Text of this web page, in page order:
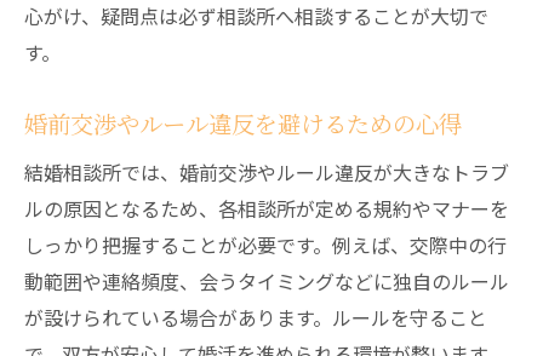
心がけ、疑問点は必ず相談所へ相談することが大切で
す。
婚前交渉やルール違反を避けるための心得
結婚相談所では、婚前交渉やルール違反が大きなトラブ
ルの原因となるため、各相談所が定める規約やマナーを
しっかり把握することが必要です。例えば、交際中の行
動範囲や連絡頻度、会うタイミングなどに独自のルール
が設けられている場合があります。ルールを守ること